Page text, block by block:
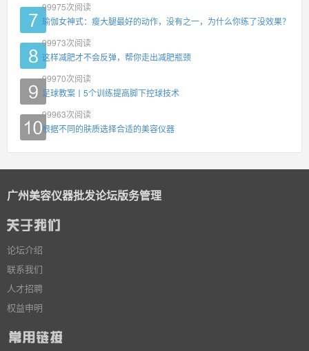
99975次阅读
瑜伽女神式：瘦大腿最好的动作，没有之一，为什么你练了没效果？
99973次阅读
这样减肥才不会反弹，帮你走出减肥瓶颈
99970次阅读
足球教案丨5个训练提高脚下控球技术
99963次阅读
根据不同的肤质选择合适的美容仪器
广州美容仪器批发论坛版务管理
论坛介绍
联系我们
人才招聘
权益申明